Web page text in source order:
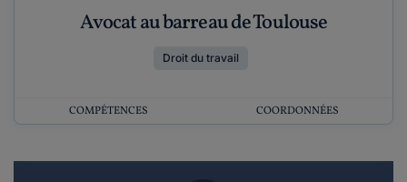
Avocat au barreau de Toulouse
Droit du travail
COMPÉTENCES COORDONNÉES